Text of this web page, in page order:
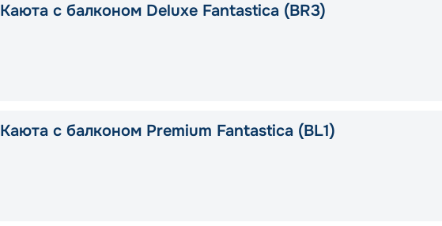
Каюта с балконом Deluxe Fantastica (BR3)
Каюта с балконом Premium Fantastica (BL1)